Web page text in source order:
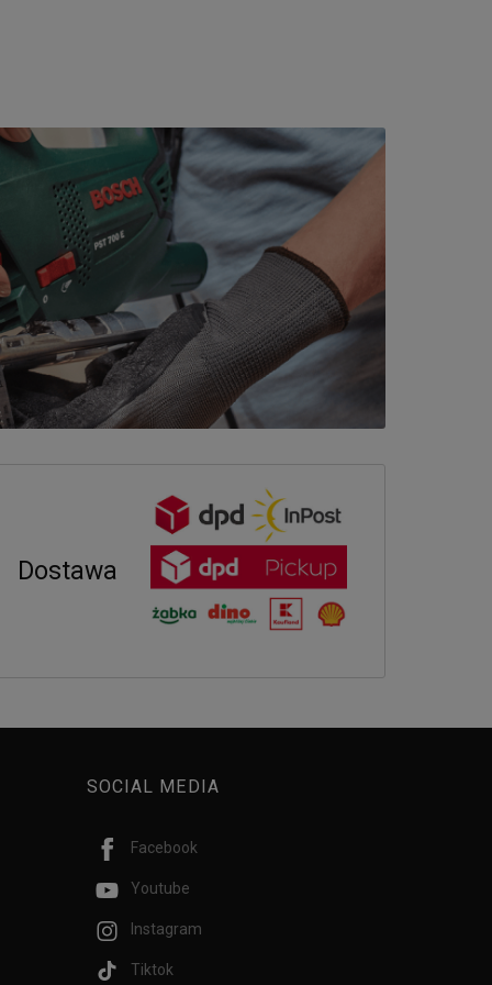
Dostawa
SOCIAL MEDIA
Facebook
Youtube
Instagram
Tiktok